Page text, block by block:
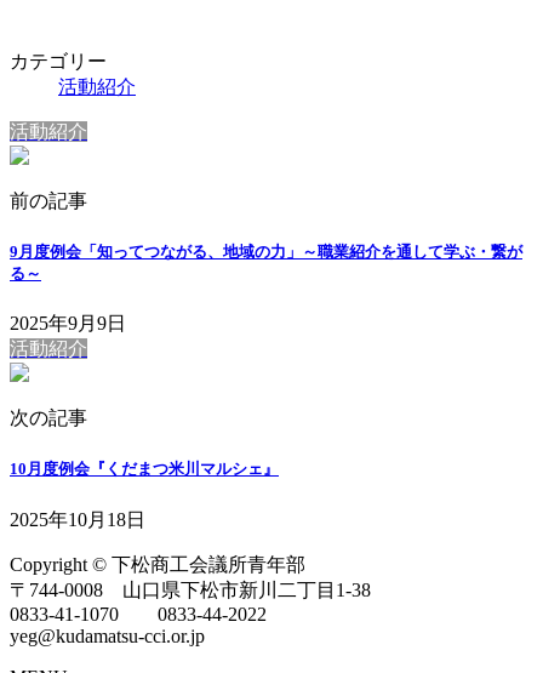
カテゴリー
活動紹介
活動紹介
前の記事
9月度例会「知ってつながる、地域の力」～職業紹介を通して学ぶ・繋が
る～
2025年9月9日
活動紹介
次の記事
10月度例会『くだまつ米川マルシェ』
2025年10月18日
Copyright © 下松商工会議所青年部
〒744-0008 山口県下松市新川二丁目1-38
0833-41-1070 0833-44-2022
yeg@kudamatsu-cci.or.jp